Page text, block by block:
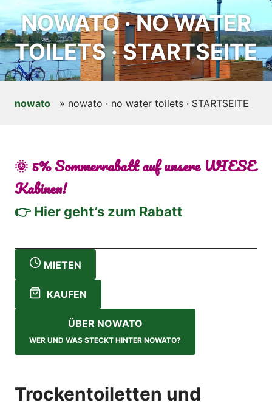
NOWATO · NO WATER
TOILETS · STARTSEITE
nowato » nowato · no water toilets · STARTSEITE
🌞 5% Sommerrabatt auf unsere WIESE
Kabinen!
👉 Hier geht’s zum Rabatt
MIETEN
KAUFEN
ÜBER NOWATO
WER UND WAS STECKT HINTER NOWATO?
Trockentoiletten und